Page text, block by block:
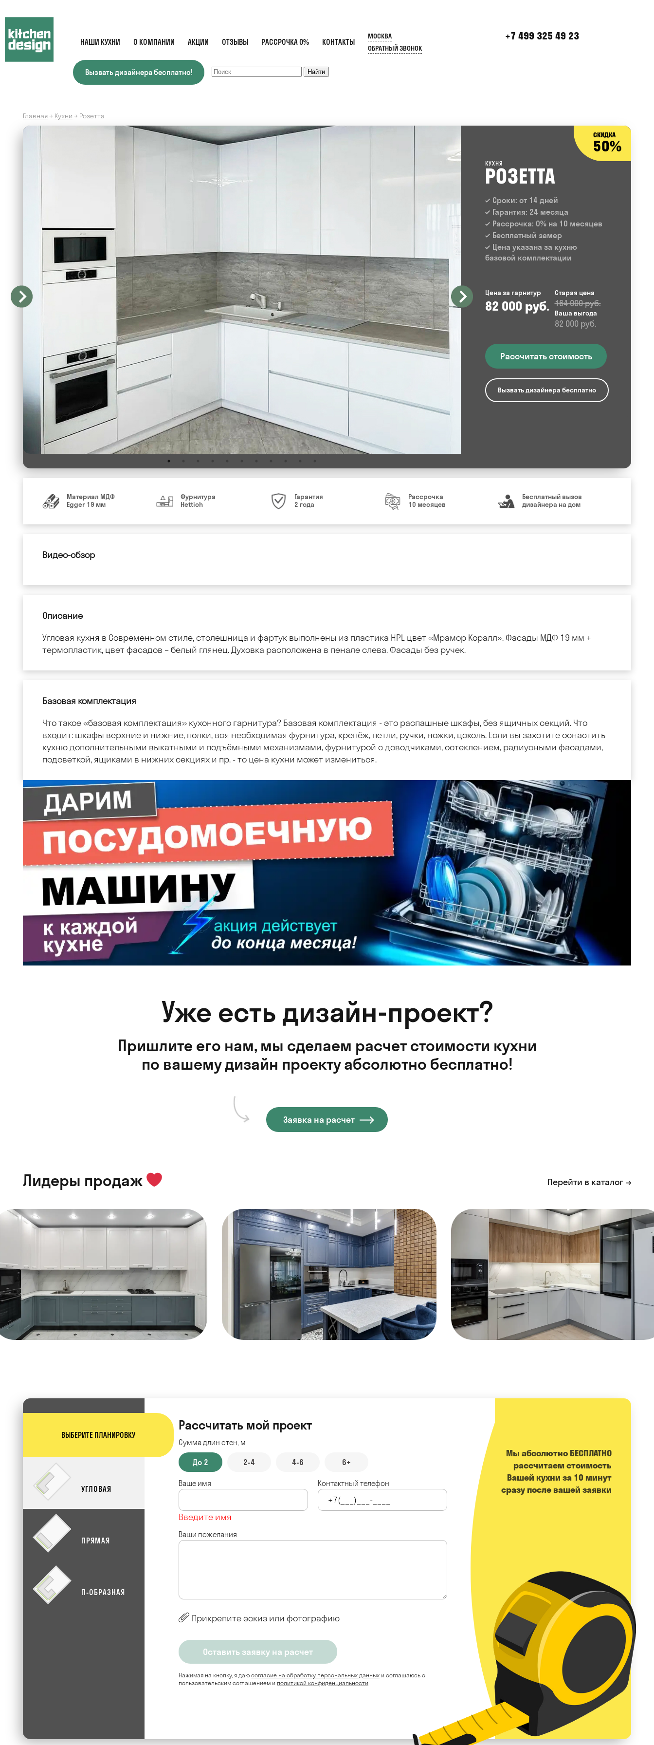
НАШИ КУХНИ О КОМПАНИИ АКЦИИ ОТЗЫВЫ РАССРОЧКА 0% КОНТАКТЫ
+7 499 325 49 23
Вызвать дизайнера бесплатно!
МОСКВА
ОБРАТНЫЙ ЗВОНОК
Главная→ Кухни → Розетта
СКИДКА
50%
КУХНЯ
РОЗЕТТА
Сроки: от 14 дней
Гарантия: 24 месяца
Рассрочка: 0% на 10 месяцев
Бесплатный замер
Цена указана за кухню
базовой комплектации
Цена за гарнитур
82 000 руб.
Старая цена
164 000 руб.
Ваша выгода
82 000 руб.
Рассчитать стоимость
Вызвать дизайнера бесплатно
Материал МДФ
Egger 19 мм
Фурнитура
Hettich
Гарантия
2 года
Рассрочка
10 месяцев
Бесплатный вызов
дизайнера на дом
Видео-обзор
Описание
Угловая кухня в Современном стиле, столешница и фартук выполнены из пластика HPL цвет «Мрамор Коралл». Фасады МДФ 19 мм +
термопластик, цвет фасадов – белый глянец. Духовка расположена в пенале слева. Фасады без ручек.
Базовая комплектация
Что такое «базовая комплектация» кухонного гарнитура? Базовая комплектация - это распашные шкафы, без ящичных секций. Что
входит: шкафы верхние и нижние, полки, вся необходимая фурнитура, крепёж, петли, ручки, ножки, цоколь. Если вы захотите оснастить
кухню дополнительными выкатными и подъёмными механизмами, фурнитурой с доводчиками, остеклением, радиусными фасадами,
подсветкой, ящиками в нижних секциях и пр. - то цена кухни может измениться.
Уже есть дизайн-проект?
Пришлите его нам, мы сделаем расчет стоимости кухни
по вашему дизайн проекту абсолютно бесплатно!
Заявка на расчет
Лидеры продаж Перейти в каталог
ВЫБЕРИТЕ ПЛАНИРОВКУ
УГЛОВАЯ
ПРЯМАЯ
П-ОБРАЗНАЯ
Рассчитать мой проект
Сумма длин стен, м
До 2 2-4 4-6 6+
Ваше имя
Введите имя
Контактный телефон
Ваши пожелания
Прикрепите эскиз или фотографию
Нажимая на кнопку, я даю согласие на обработку персональных данных и соглашаюсь c
пользовательским соглашением и политикой конфиденциальности
Мы абсолютно БЕСПЛАТНО
расcчитаем стоимость
Вашей кухни за 10 минут
сразу после вашей заявки